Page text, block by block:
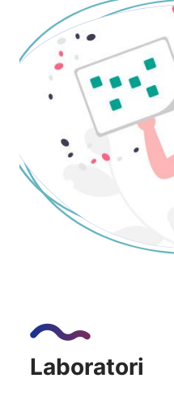
Laboratori